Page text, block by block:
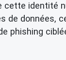
identité
données,
phishing